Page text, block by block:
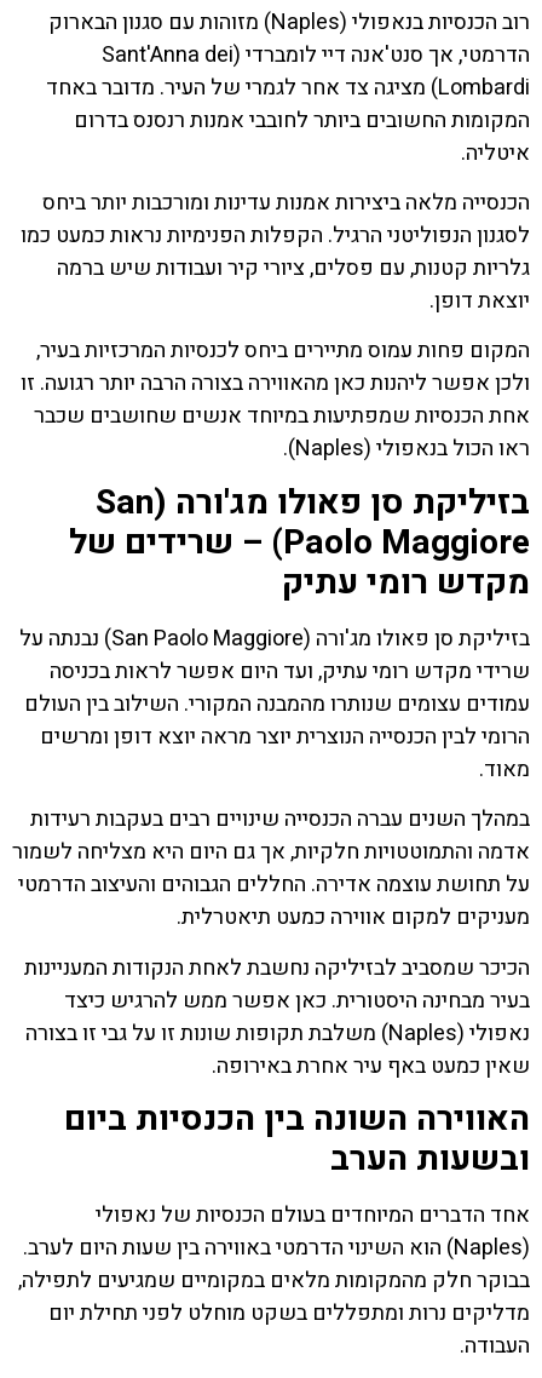
רוב הכנסיות בנאפולי (Naples) מזוהות עם סגנון הבארוק
הדרמטי, אך סנט'אנה דיי לומברדי (Sant'Anna dei
Lombardi) מציגה צד אחר לגמרי של העיר. מדובר באחד
המקומות החשובים ביותר לחובבי אמנות רנסנס בדרום
איטליה.
הכנסייה מלאה ביצירות אמנות עדינות ומורכבות יותר ביחס
לסגנון הנפוליטני הרגיל. הקפלות הפנימיות נראות כמעט כמו
גלריות קטנות, עם פסלים, ציורי קיר ועבודות שיש ברמה
יוצאת דופן.
המקום פחות עמוס מתיירים ביחס לכנסיות המרכזיות בעיר,
ולכן אפשר ליהנות כאן מהאווירה בצורה הרבה יותר רגועה. זו
אחת הכנסיות שמפתיעות במיוחד אנשים שחושבים שכבר
ראו הכול בנאפולי (Naples).
בזיליקת סן פאולו מג'ורה (San
Paolo Maggiore) – שרידים של
מקדש רומי עתיק
בזיליקת סן פאולו מג'ורה (San Paolo Maggiore) נבנתה על
שרידי מקדש רומי עתיק, ועד היום אפשר לראות בכניסה
עמודים עצומים שנותרו מהמבנה המקורי. השילוב בין העולם
הרומי לבין הכנסייה הנוצרית יוצר מראה יוצא דופן ומרשים
מאוד.
במהלך השנים עברה הכנסייה שינויים רבים בעקבות רעידות
אדמה והתמוטטויות חלקיות, אך גם היום היא מצליחה לשמור
על תחושת עוצמה אדירה. החללים הגבוהים והעיצוב הדרמטי
מעניקים למקום אווירה כמעט תיאטרלית.
הכיכר שמסביב לבזיליקה נחשבת לאחת הנקודות המעניינות
בעיר מבחינה היסטורית. כאן אפשר ממש להרגיש כיצד
נאפולי (Naples) משלבת תקופות שונות זו על גבי זו בצורה
שאין כמעט באף עיר אחרת באירופה.
האווירה השונה בין הכנסיות ביום
ובשעות הערב
אחד הדברים המיוחדים בעולם הכנסיות של נאפולי
(Naples) הוא השינוי הדרמטי באווירה בין שעות היום לערב.
בבוקר חלק מהמקומות מלאים במקומיים שמגיעים לתפילה,
מדליקים נרות ומתפללים בשקט מוחלט לפני תחילת יום
העבודה.